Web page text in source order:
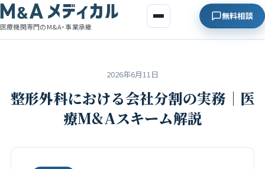
医療機関専門のM&A・事業承継
無料相談
2026年6月11日
整形外科における会社分割の実務｜医
療M&Aスキーム解説